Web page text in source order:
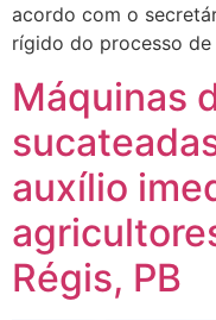
acordo com o
rígido do processo
Máquinas
auxílio
Régis, PB